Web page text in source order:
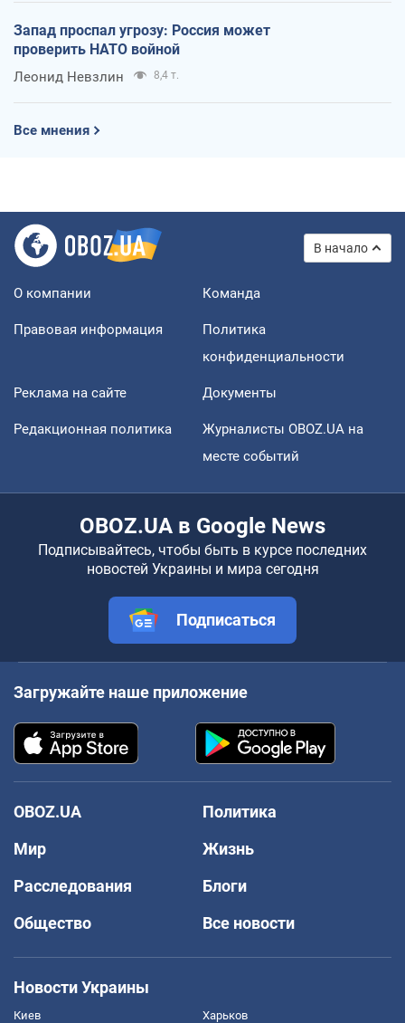
Запад проспал угрозу: Россия может
проверить НАТО войной
Леонид Невзлин 8,4 т.
Все мнения
В начало
О компании Команда
Правовая информация
Политика
конфиденциальности
Реклама на сайте Документы
Редакционная политика
Журналисты OBOZ.UA на
месте событий
OBOZ.UA в Google News
Подписывайтесь, чтобы быть в курсе последних
новостей Украины и мира сегодня
Подписаться
Загружайте наше приложение
OBOZ.UA
Политика
Мир
Жизнь
Расследования
Блоги
Общество
Все новости
Новости Украины
Киев Харьков